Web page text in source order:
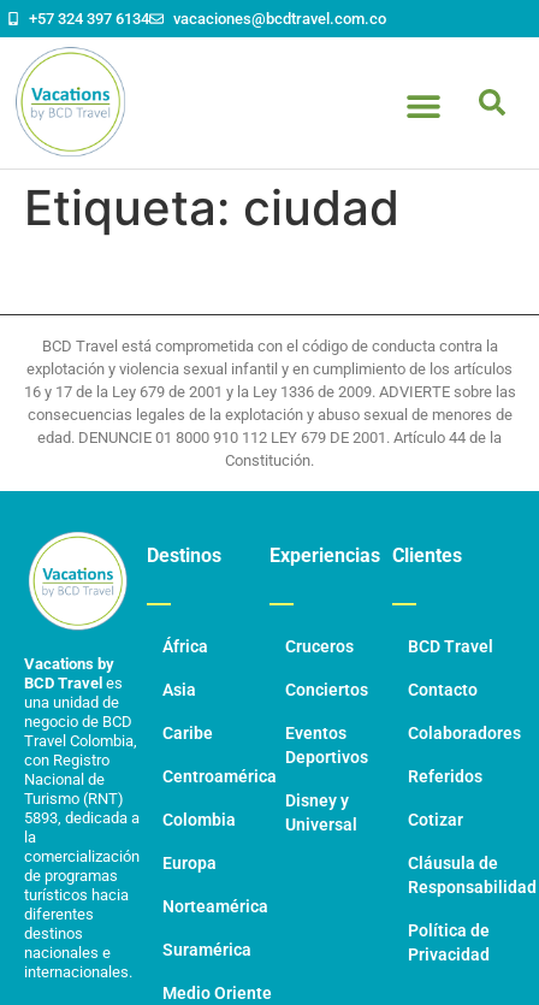
contenido
+57 324 397 6134 vacaciones@bcdtravel.com.co
Etiqueta: ciudad
BCD Travel está comprometida con el código de conducta contra la
explotación y violencia sexual infantil y en cumplimiento de los artículos
16 y 17 de la Ley 679 de 2001 y la Ley 1336 de 2009. ADVIERTE sobre las
consecuencias legales de la explotación y abuso sexual de menores de
edad. DENUNCIE 01 8000 910 112 LEY 679 DE 2001. Artículo 44 de la
Constitución.
Vacations by
BCD Travel es
una unidad de
negocio de BCD
Travel Colombia,
con Registro
Nacional de
Turismo (RNT)
5893, dedicada a
la
comercialización
de programas
turísticos hacia
diferentes
destinos
nacionales e
internacionales.
Destinos
África
Asia
Caribe
Centroamérica
Colombia
Europa
Norteamérica
Suramérica
Medio Oriente
Experiencias
Cruceros
Conciertos
Eventos
Deportivos
Disney y
Universal
Clientes
BCD Travel
Contacto
Colaboradores
Referidos
Cotizar
Cláusula de
Responsabilidad
Política de
Privacidad